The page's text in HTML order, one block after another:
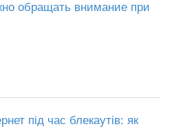
обращать внимание при
під час блекаутів: як